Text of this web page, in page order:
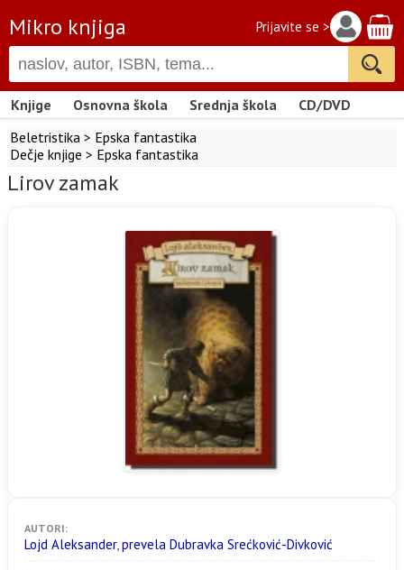
Mikro knjiga Prijavite se >
Knjige Osnovna škola Srednja škola
CD/DVD
Beletristika > Epska fantastika
Dečje knjige > Epska fantastika
Lirov zamak
AUTORI:
Lojd Aleksander,prevela Dubravka Srećković-Divković